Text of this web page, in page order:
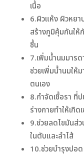
เนื้อ
6.ผิวแห้ง ผิวหยา
สร้างภูมิคุ้มกันให้
ชื้น
7.เพิ่มน้ำนมมาร
ช่วยเพิ่มน้ำนมให้
ตนเอง
8.กำจัดเชื้อรา ที่
ร่างกายทำให้เกิด
9.ช่วยลดไขมันส่ว
ในตับและลำไส้
10.ช่วยบำรุงปอ